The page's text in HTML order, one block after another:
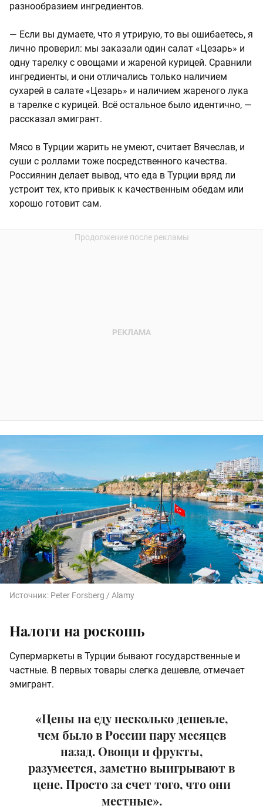
разнообразием ингредиентов.
— Если вы думаете, что я утрирую, то вы ошибаетесь, я
лично проверил: мы заказали один салат «Цезарь» и
одну тарелку с овощами и жареной курицей. Сравнили
ингредиенты, и они отличались только наличием
сухарей в салате «Цезарь» и наличием жареного лука
в тарелке с курицей. Всё остальное было идентично, —
рассказал эмигрант.
Мясо в Турции жарить не умеют, считает Вячеслав, и
суши с роллами тоже посредственного качества.
Россиянин делает вывод, что еда в Турции вряд ли
устроит тех, кто привык к качественным обедам или
хорошо готовит сам.
Источник: Peter Forsberg / Alamy
Налоги на роскошь
Супермаркеты в Турции бывают государственные и
частные. В первых товары слегка дешевле, отмечает
эмигрант.
«Цены на еду несколько дешевле,
чем было в России пару месяцев
назад. Овощи и фрукты,
разумеется, заметно выигрывают в
цене. Просто за счет того, что они
местные».